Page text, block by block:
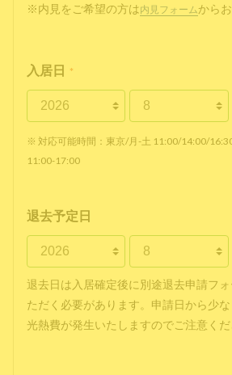
※内見をご希望の方は 内見フォームから
入居日 *
※ 対応可能時間：東京/月-土 11:00/14:00/
11:00-17:00
退去予定日
退去日は入居確定後に別途退去申請フ
ただく必要があります。申請日から少
光熱費が発生いたしますのでご注意くだ